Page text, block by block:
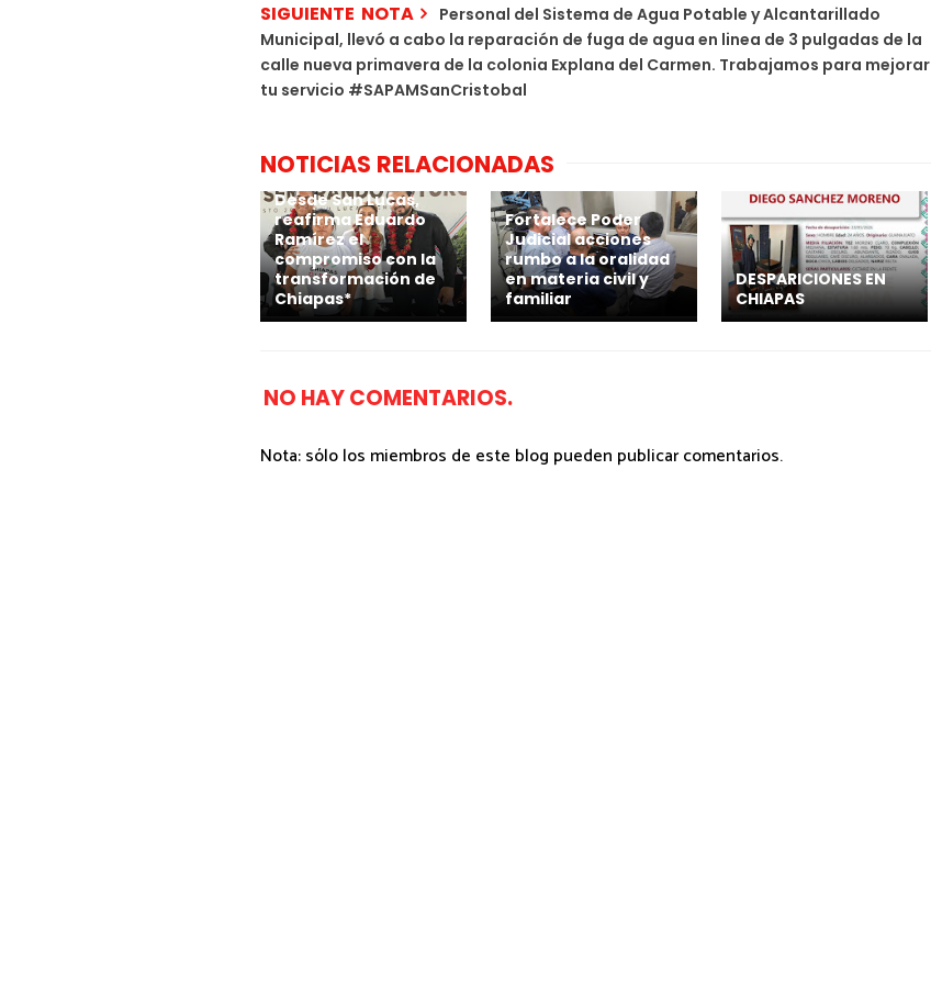
SIGUIENTE NOTA
Personal del Sistema de Agua Potable y Alcantarillado
Municipal, llevó a cabo la reparación de fuga de agua en linea de 3 pulgadas de la
calle nueva primavera de la colonia Explana del Carmen. Trabajamos para mejorar
tu servicio #SAPAMSanCristobal
NOTICIAS RELACIONADAS
Desde San Lucas,
reafirma Eduardo
Ramírez el
compromiso con la
transformación de
Chiapas*
Fortalece Poder
Judicial acciones
rumbo a la oralidad
en materia civil y
familiar
DESPARICIONES EN
CHIAPAS
NO HAY COMENTARIOS.
Nota: sólo los miembros de este blog pueden publicar comentarios.